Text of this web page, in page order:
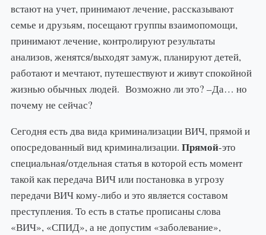
встают на учет, принимают лечение, рассказывают
семье и друзьям, посещают группы взаимопомощи,
принимают лечение, контролируют результаты
анализов, женятся/выходят замуж, планируют детей,
работают и мечтают, путешествуют и живут спокойной
жизнью обычных людей. Возможно ли это? –Да… но
почему не сейчас?
Сегодня есть два вида криминализации ВИЧ, прямой и
опосредованный вид криминализации. Прямой-это
специальная/отдельная статья в которой есть момент
такой как передача ВИЧ или постановка в угрозу
передачи ВИЧ кому-либо и это является составом
преступления. То есть в статье прописаны слова
«ВИЧ», «СПИД», а не допустим «заболевание»,